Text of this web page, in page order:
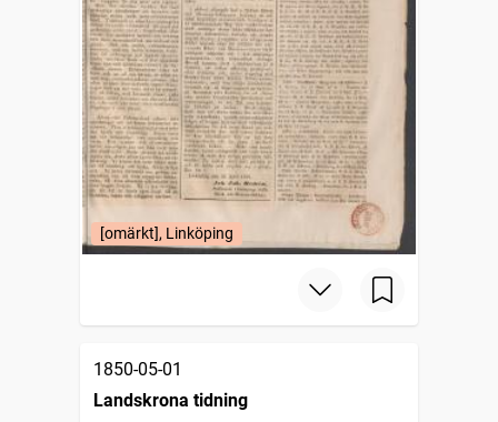
[omärkt], Linköping
1850-05-01
Landskrona tidning